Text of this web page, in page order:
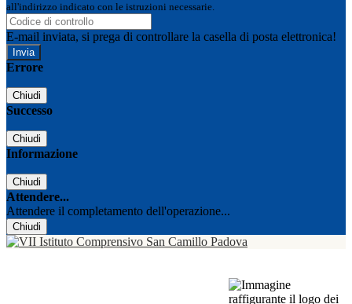
all'indirizzo indicato con le istruzioni necessarie.
E-mail inviata, si prega di controllare la casella di posta elettronica!
Errore
Chiudi
Successo
Chiudi
Informazione
Chiudi
Attendere...
Attendere il completamento dell'operazione...
Chiudi